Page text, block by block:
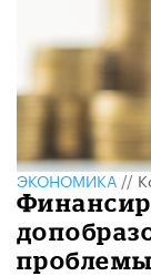
ЭКОНОМИКА//
проблемы